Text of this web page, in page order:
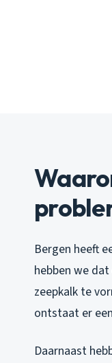
Bergen heeft
hebben we
zeepkalk te
ontstaat er
Daarnaast